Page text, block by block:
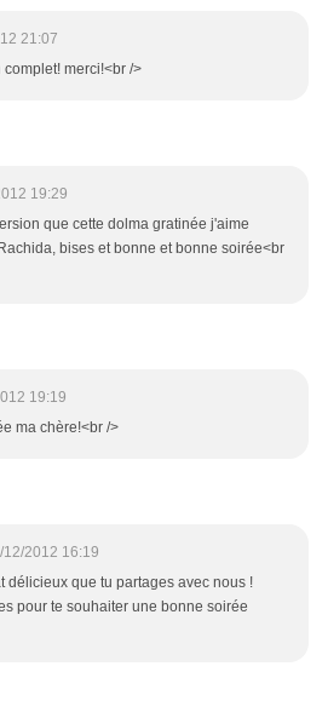
21:07
merci!<br />
19:29
que cette dolma gratinée j'aime
bises et bonne et bonne soirée<br
19:19
ma chère!<br />
12/2012 16:19
délicieux que tu partages avec nous !
pour te souhaiter une bonne soirée